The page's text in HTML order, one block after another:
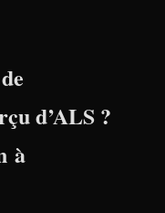
d’ALS ?
à